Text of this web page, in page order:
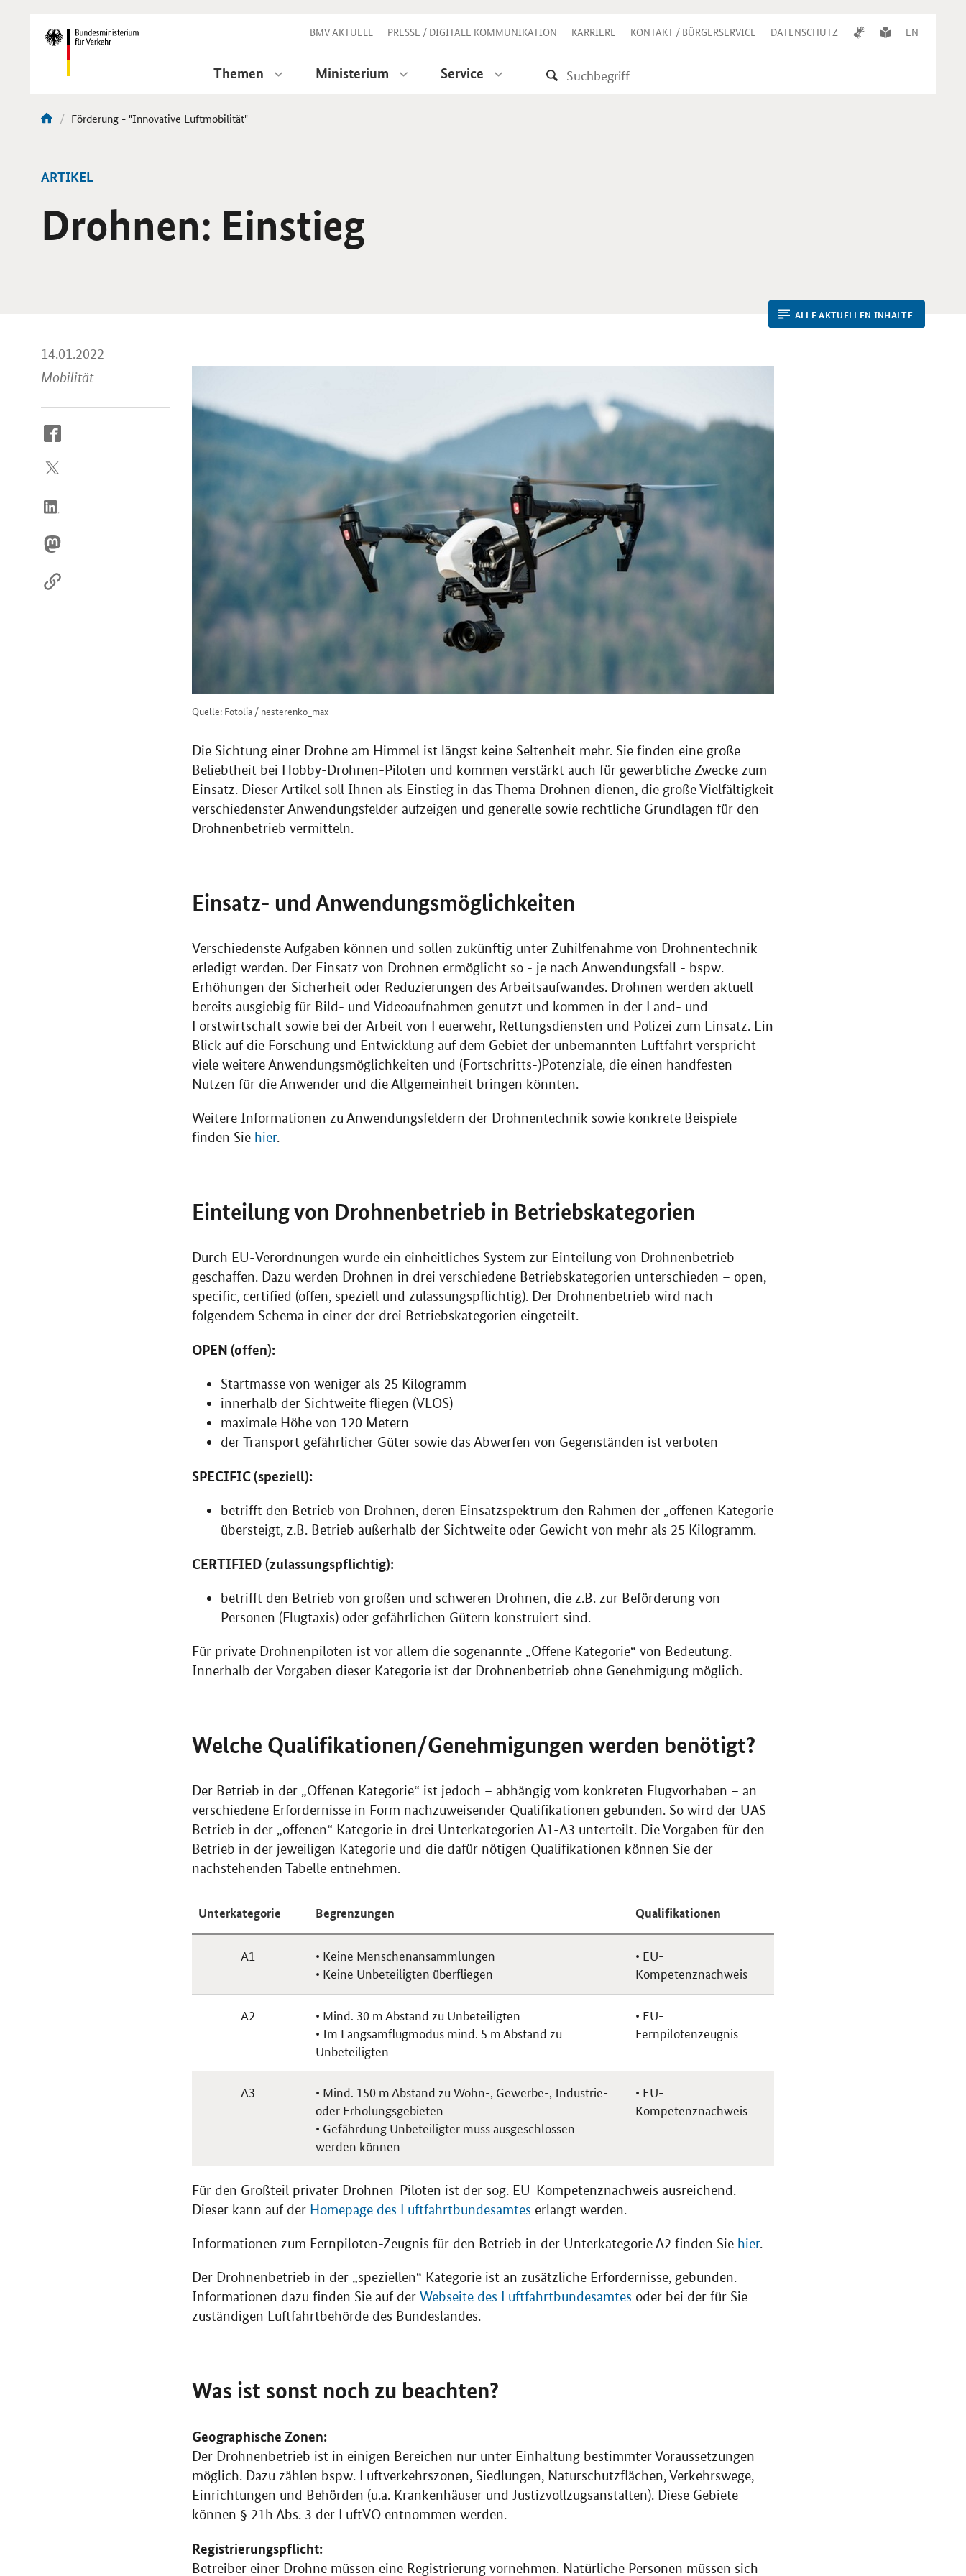
Navigation BMV AKTUELL PRESSE / DIGITALE KOMMUNIKATION KARRIERE KONTAKT / BÜRGERSERVICE DATENSCHUTZ EN
Themen Ministerium Service
Aktuelle
Förderung - "Innovative Luftmobilität"
ARTIKEL
Drohnen: Einstieg
ALLE AKTUELLEN INHALTE
14.01.2022
Mobilität
So
Sie
Internet
Quelle: Fotolia / nesterenko_max
Die Sichtung einer Drohne am Himmel ist längst keine Seltenheit mehr. Sie finden eine große
Beliebtheit bei Hobby-Drohnen-Piloten und kommen verstärkt auch für gewerbliche Zwecke zum
Einsatz. Dieser Artikel soll Ihnen als Einstieg in das Thema Drohnen dienen, die große Vielfältigkeit
verschiedenster Anwendungsfelder aufzeigen und generelle sowie rechtliche Grundlagen für den
Drohnenbetrieb vermitteln.
Einsatz- und Anwendungsmöglichkeiten
Verschiedenste Aufgaben können und sollen zukünftig unter Zuhilfenahme von Drohnentechnik
erledigt werden. Der Einsatz von Drohnen ermöglicht so - je nach Anwendungsfall - bspw.
Erhöhungen der Sicherheit oder Reduzierungen des Arbeitsaufwandes. Drohnen werden aktuell
bereits ausgiebig für Bild- und Videoaufnahmen genutzt und kommen in der Land- und
Forstwirtschaft sowie bei der Arbeit von Feuerwehr, Rettungsdiensten und Polizei zum Einsatz. Ein
Blick auf die Forschung und Entwicklung auf dem Gebiet der unbemannten Luftfahrt verspricht
viele weitere Anwendungsmöglichkeiten und (Fortschritts-)Potenziale, die einen handfesten
Nutzen für die Anwender und die Allgemeinheit bringen könnten.
Weitere Informationen zu Anwendungsfeldern der Drohnentechnik sowie konkrete Beispiele
finden Sie hier.
Einteilung von Drohnenbetrieb in Betriebskategorien
Durch EU-Verordnungen wurde ein einheitliches System zur Einteilung von Drohnenbetrieb
geschaffen. Dazu werden Drohnen in drei verschiedene Betriebskategorien unterschieden – open,
specific, certified (offen, speziell und zulassungspflichtig). Der Drohnenbetrieb wird nach
folgendem Schema in einer der drei Betriebskategorien eingeteilt.
OPEN (offen):
Startmasse von weniger als 25 Kilogramm
innerhalb der Sichtweite fliegen (VLOS)
maximale Höhe von 120 Metern
der Transport gefährlicher Güter sowie das Abwerfen von Gegenständen ist verboten
SPECIFIC (speziell):
betrifft den Betrieb von Drohnen, deren Einsatzspektrum den Rahmen der „offenen Kategorie
übersteigt, z.B. Betrieb außerhalb der Sichtweite oder Gewicht von mehr als 25 Kilogramm.
CERTIFIED (zulassungspflichtig):
betrifft den Betrieb von großen und schweren Drohnen, die z.B. zur Beförderung von
Personen (Flugtaxis) oder gefährlichen Gütern konstruiert sind.
Für private Drohnenpiloten ist vor allem die sogenannte „Offene Kategorie“ von Bedeutung.
Innerhalb der Vorgaben dieser Kategorie ist der Drohnenbetrieb ohne Genehmigung möglich.
Welche Qualifikationen/Genehmigungen werden benötigt?
Der Betrieb in der „Offenen Kategorie“ ist jedoch – abhängig vom konkreten Flugvorhaben – an
verschiedene Erfordernisse in Form nachzuweisender Qualifikationen gebunden. So wird der UAS
Betrieb in der „offenen“ Kategorie in drei Unterkategorien A1-A3 unterteilt. Die Vorgaben für den
Betrieb in der jeweiligen Kategorie und die dafür nötigen Qualifikationen können Sie der
nachstehenden Tabelle entnehmen.
Unterkategorie Begrenzungen Qualifikationen
A1
• Keine Menschenansammlungen
• Keine Unbeteiligten überfliegen
• EU-
Kompetenznachweis
A2
• Mind. 30 m Abstand zu Unbeteiligten
• Im Langsamflugmodus mind. 5 m Abstand zu
Unbeteiligten
• EU-
Fernpilotenzeugnis
A3
• Mind. 150 m Abstand zu Wohn-, Gewerbe-, Industrie-
oder Erholungsgebieten
• Gefährdung Unbeteiligter muss ausgeschlossen
werden können
• EU-
Kompetenznachweis
Für den Großteil privater Drohnen-Piloten ist der sog. EU-Kompetenznachweis ausreichend.
Dieser kann auf der Homepage des Luftfahrtbundesamtes erlangt werden.
Informationen zum Fernpiloten-Zeugnis für den Betrieb in der Unterkategorie A2 finden Sie hier.
Der Drohnenbetrieb in der „speziellen“ Kategorie ist an zusätzliche Erfordernisse, gebunden.
Informationen dazu finden Sie auf der Webseite des Luftfahrtbundesamtes oder bei der für Sie
zuständigen Luftfahrtbehörde des Bundeslandes.
Was ist sonst noch zu beachten?
Geographische Zonen:
Der Drohnenbetrieb ist in einigen Bereichen nur unter Einhaltung bestimmter Voraussetzungen
möglich. Dazu zählen bspw. Luftverkehrszonen, Siedlungen, Naturschutzflächen, Verkehrswege,
Einrichtungen und Behörden (u.a. Krankenhäuser und Justizvollzugsanstalten). Diese Gebiete
können § 21h Abs. 3 der LuftVO entnommen werden.
Registrierungspflicht:
Betreiber einer Drohne müssen eine Registrierung vornehmen. Natürliche Personen müssen sich